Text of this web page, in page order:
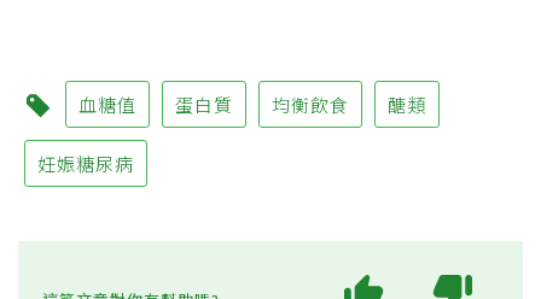
血糖值 蛋白質 均衡飲食 醣類
妊娠糖尿病